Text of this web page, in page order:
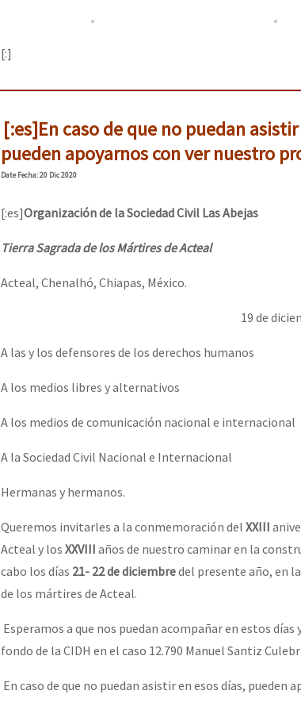
[:]
[:es]En caso de que no puedan
pueden apoyarnos con ver nuestro
DateFecha: 20 Dic 2020
[:es]Organización de la Sociedad Civil Las Abejas
Tierra Sagrada de los Mártires de Acteal
Acteal, Chenalhó, Chiapas, México.
19 de diciembre del
A las y los defensores de los derechos humanos
A los medios libres y alternativos
A los medios de comunicación nacional e internacional
A la Sociedad Civil Nacional e Internacional
Hermanas y hermanos.
Queremos invitarles a la conmemoración del XXIII
Acteal y los XXVIII años de nuestro caminar en la
cabo los días 21- 22 de diciembredel presente año, en
de los mártires de Acteal.
Esperamos a que nos puedan acompañar en estos
fondo de la CIDH en el caso 12.790 Manuel Santiz
En caso de que no puedan asistir en esos días,